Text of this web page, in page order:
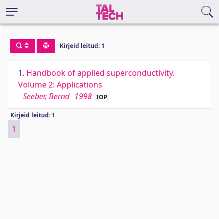
Kirjeid leitud: 1
1. Handbook of applied superconductivity.
Volume 2: Applications
Seeber, Bernd 1998 IOP
Kirjeid leitud: 1
1